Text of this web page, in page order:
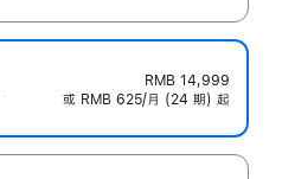
RMB 14,999
或 RMB 625/月 (24 期) 起